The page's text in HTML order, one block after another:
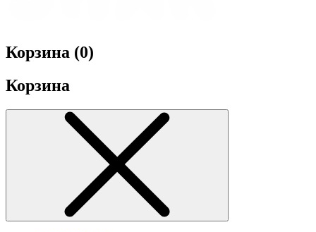
Корзина (0)
Корзина